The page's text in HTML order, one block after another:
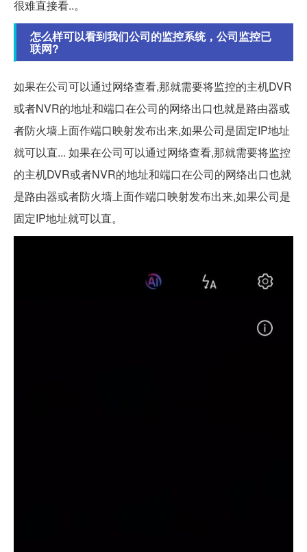
很难直接看..。
怎么样可以看到我们公司的监控系统，公司监控已
联网?
如果在公司可以通过网络查看,那就需要将监控的主机DVR
或者NVR的地址和端口在公司的网络出口也就是路由器或
者防火墙上面作端口映射发布出来,如果公司是固定IP地址
就可以直... 如果在公司可以通过网络查看,那就需要将监控
的主机DVR或者NVR的地址和端口在公司的网络出口也就
是路由器或者防火墙上面作端口映射发布出来,如果公司是
固定IP地址就可以直。